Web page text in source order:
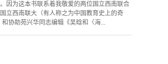
因为这本书联系着我敬爱的两位国立西南联合
立西南联大（有人称之为中国教育史上的奇
协助苑兴华同志编辑《吴晗和〈海...